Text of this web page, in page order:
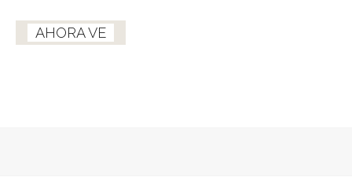
AHORA VE